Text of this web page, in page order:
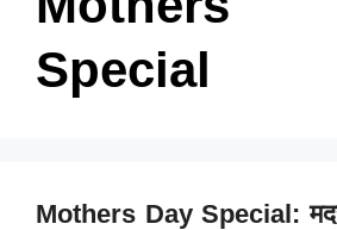
Special
Mothers Day Special: